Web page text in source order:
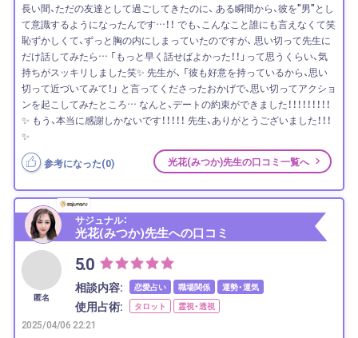
長い間、ただの友達として過ごしてきたのに、 ある瞬間から、彼を"男"とし
て意識するようになったんです…！！ でも、こんなこと誰にも言えなくて笑
恥ずかしくて、ずっと胸の内にしまっていたのですが、 思い切って先生に
だけ話してみたら… 「もっと早く話せばよかった！！」って思うくらい、気
持ちがスッキリしました笑✨ 先生が、 「彼も好意を持っているから、思い
切って近づいてみて！」 と言ってくださったおかげで、思い切ってアクショ
ンを起こしてみたところ… なんと、デートの約束ができました！！！！！！！！！
✨ もう、本当に感謝しかないです！！！！！ 先生、ありがとうございました！！！
✨
参考になった(0) 光花(みつか)先生の口コミ一覧へ
サジュナル：
光花(みつか)先生への口コミ
匿名
5.0
相談内容: 恋愛占い 職場関係 運勢・運気
使用占術: タロット 霊視・透視
2025/04/06 22:21